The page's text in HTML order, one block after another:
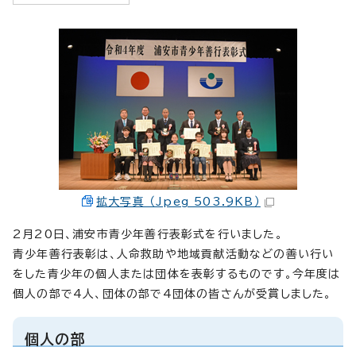
拡大写真 （Jpeg 503.9KB）
2月20日、浦安市青少年善行表彰式を行いました。
青少年善行表彰は、人命救助や地域貢献活動などの善い行い
をした青少年の個人または団体を表彰するものです。今年度は
個人の部で4人、団体の部で4団体の皆さんが受賞しました。
個人の部